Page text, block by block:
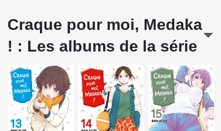
Craque pour moi, Medaka
! : Les albums de la série